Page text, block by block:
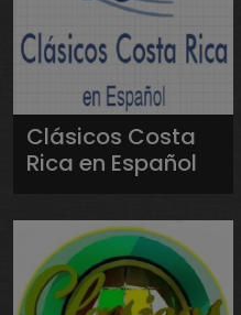
Clásicos Costa
Rica en Español